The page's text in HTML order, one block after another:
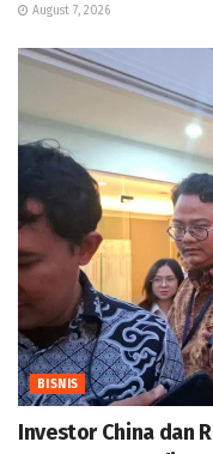
August 7, 2026
BISNIS
Investor China dan